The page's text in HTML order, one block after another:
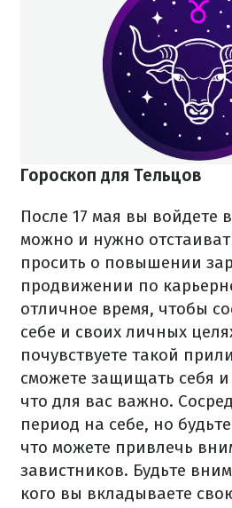
Гороскоп для Тельцов
После 17 мая вы войдете
можно и нужно
просить о повышении
продвижении по
отличное время, чтобы
себе и своих личных
почувствуете такой
сможете защищать себя и
что для вас важно.
период на себе, но
что можете привлечь
завистников. Будьте
кого вы вкладываете